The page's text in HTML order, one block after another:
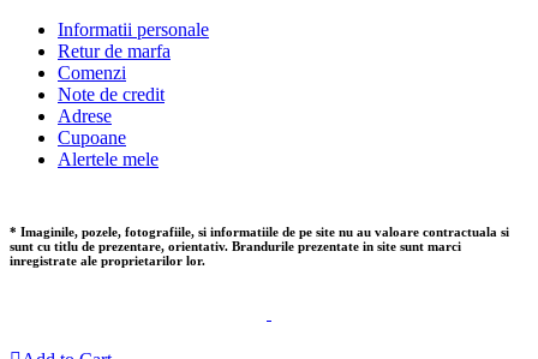
Informatii personale
Retur de marfa
Comenzi
Note de credit
Adrese
Cupoane
Alertele mele
* Imaginile, pozele, fotografiile, si informatiile de pe site nu au valoare contractuala si
sunt cu titlu de prezentare, orientativ. Brandurile prezentate in site sunt marci
inregistrate ale proprietarilor lor.